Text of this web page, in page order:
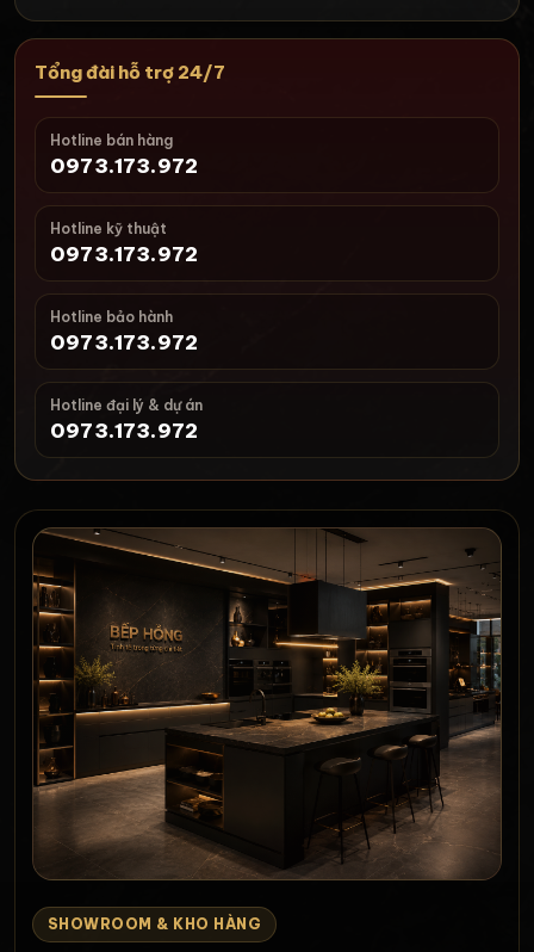
Tổng đài hỗ trợ 24/7
Hotline bán hàng
0973.173.972
Hotline kỹ thuật
0973.173.972
Hotline bảo hành
0973.173.972
Hotline đại lý & dự án
0973.173.972
SHOWROOM & KHO HÀNG